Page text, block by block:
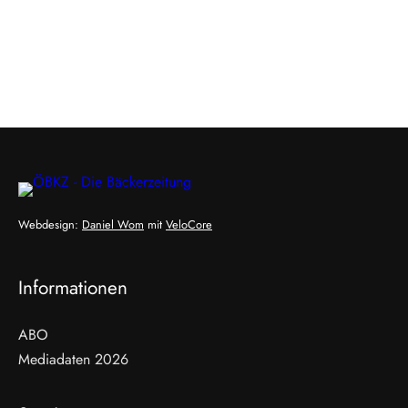
Webdesign: Daniel Wom mit VeloCore
Informationen
ABO
Mediadaten 2026